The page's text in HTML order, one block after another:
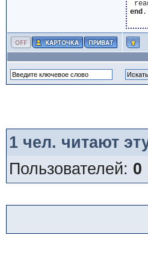
end.
1чел. читают
Пользователей: 0